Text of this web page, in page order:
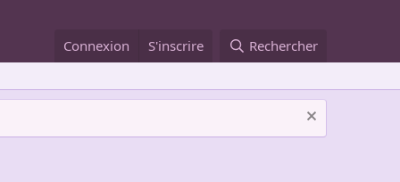
Connexion S'inscrire Rechercher